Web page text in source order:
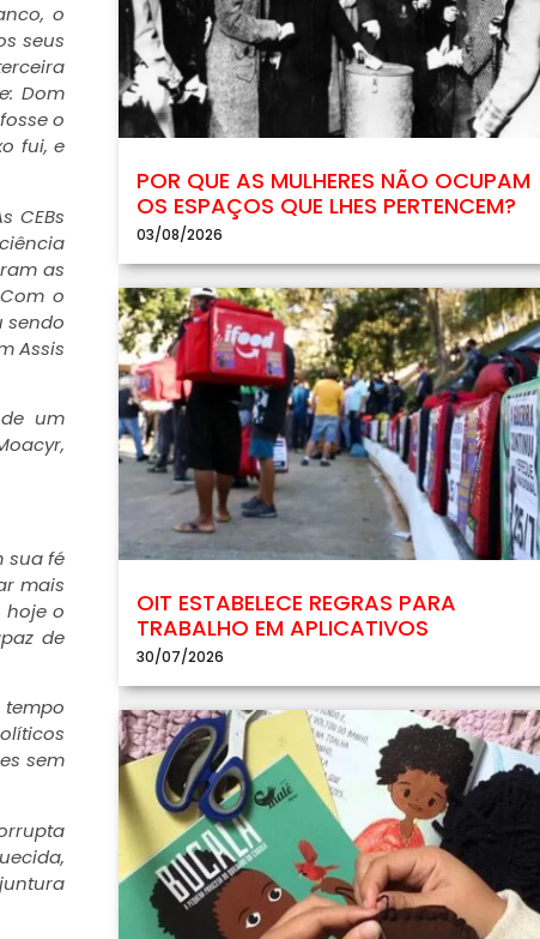
o
seus
Dom
o
fui, e
CEBs
as
o
sendo
Assis
um
sua fé
mais
hoje o
de
tempo
sem
POR QUE AS MULHERES NÃO OCUPAM
OS ESPAÇOS QUE LHES PERTENCEM?
03/08/2026
OIT ESTABELECE REGRAS PARA
TRABALHO EM APLICATIVOS
30/07/2026